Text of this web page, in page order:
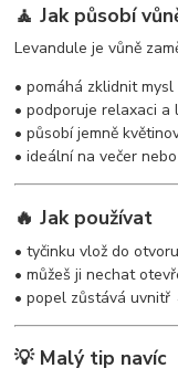
🧘 Jak působí
Levandule je vůně
• pomáhá zklidnit
• podporuje relaxaci a
• působí jemně
• ideální na večer
🔥 Jak používat
• tyčinku vlož do
• můžeš ji nechat
• popel zůstává
💡 Malý tip navíc